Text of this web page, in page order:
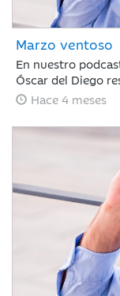
Marzo ventoso
En nuestro
Óscar del Diego
financiero durante
buen año para los
Hace 4 meses